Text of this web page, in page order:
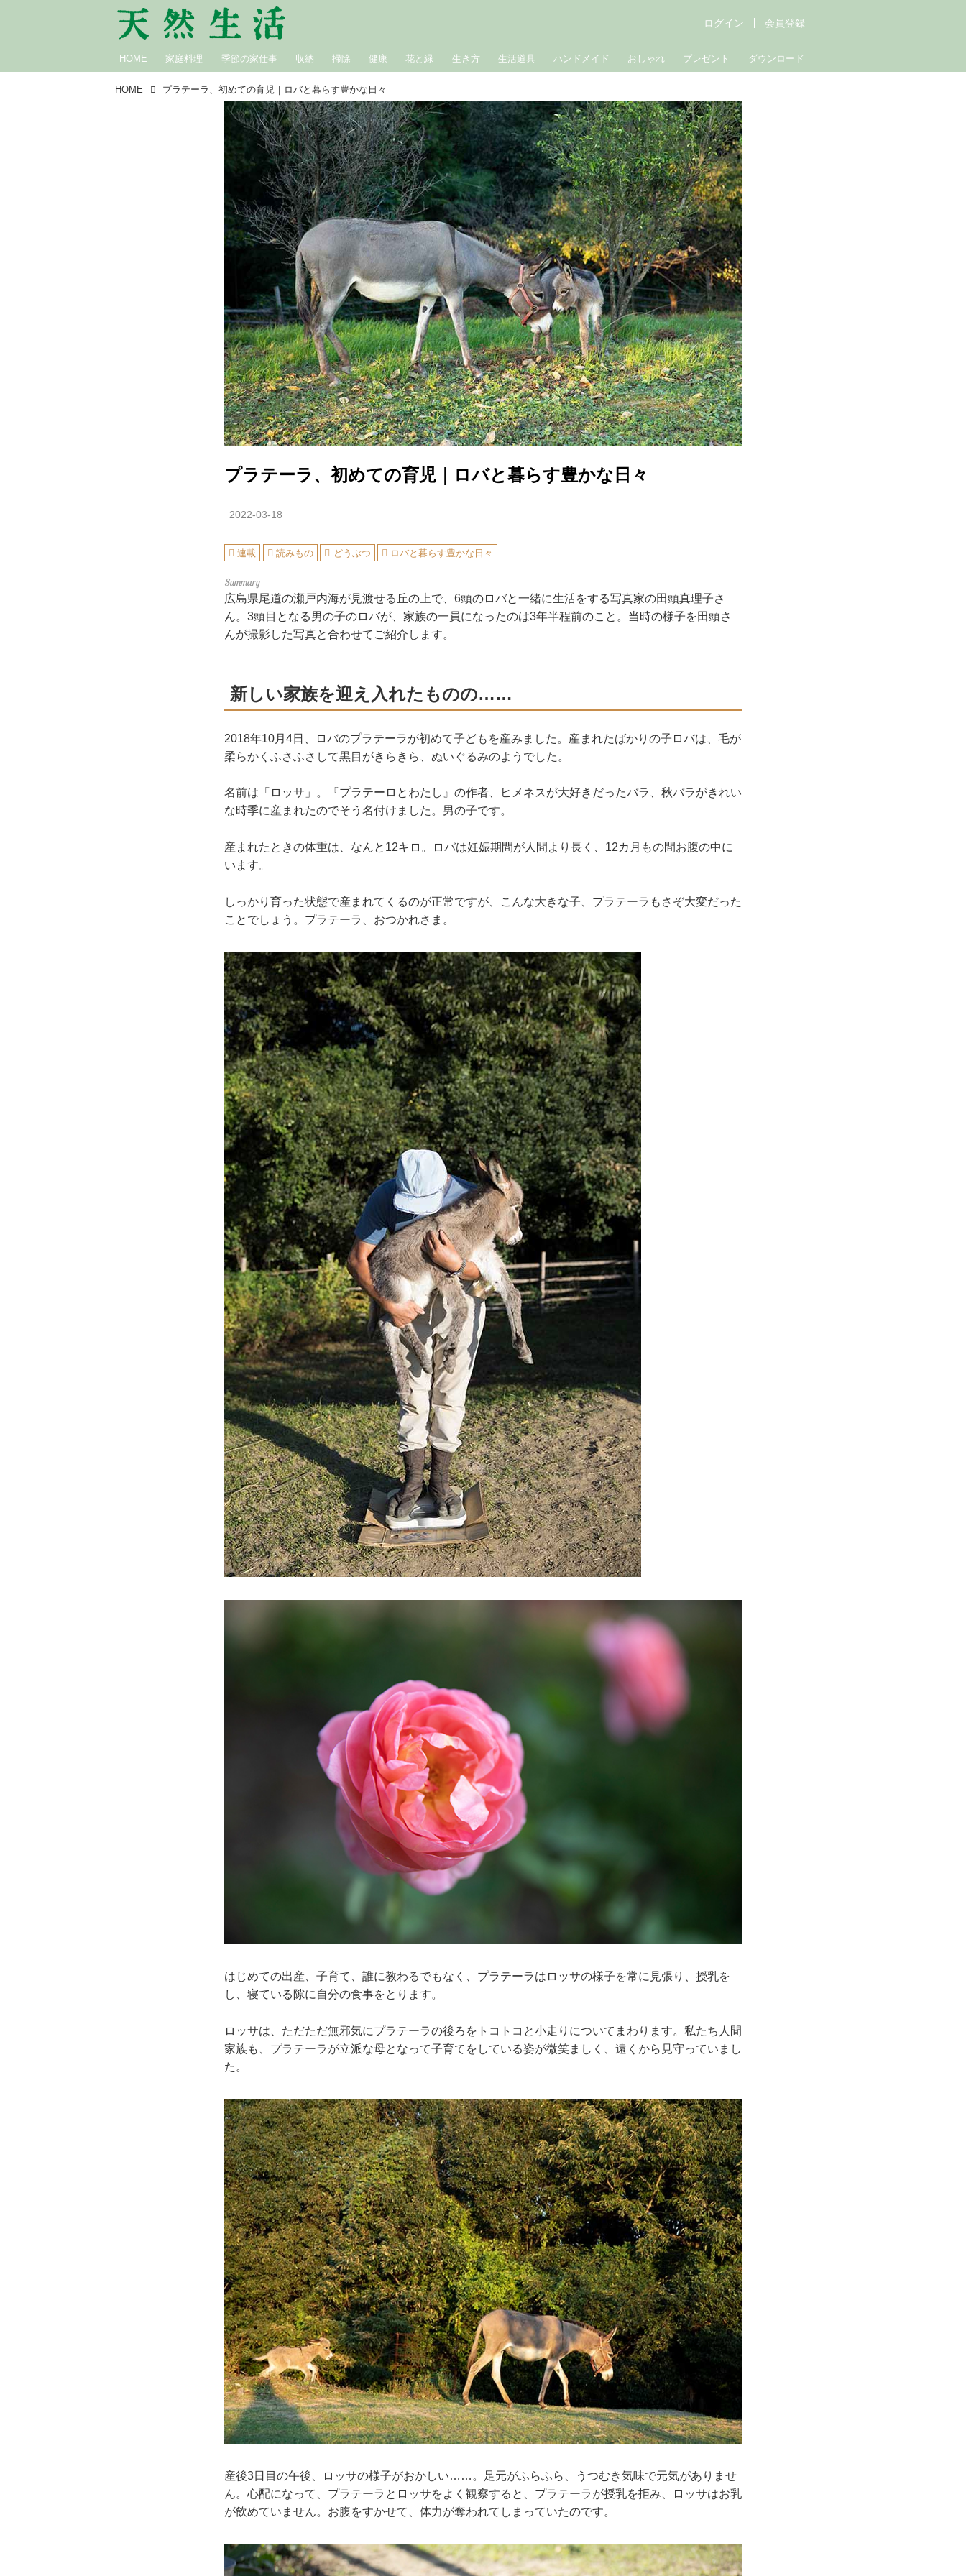
HOME 家庭料理 季節の家仕事 収納 掃除 健康 花と緑 生き方 生活道具 ハンドメイド おしゃれ プレゼント ダウンロード
ログイン 会員登録
HOME プラテーラ、初めての育児｜ロバと暮らす豊かな日々
プラテーラ、初めての育児｜ロバと暮らす豊かな日々
2022-03-18
連載 読みもの どうぶつ ロバと暮らす豊かな日々
広島県尾道の瀬戸内海が見渡せる丘の上で、6頭のロバと一緒に生活をする写真家の田頭真理子さ
ん。3頭目となる男の子のロバが、家族の一員になったのは3年半程前のこと。当時の様子を田頭さ
んが撮影した写真と合わせてご紹介します。
新しい家族を迎え入れたものの……
2018年10月4日、ロバのプラテーラが初めて子どもを産みました。産まれたばかりの子ロバは、毛が
柔らかくふさふさして黒目がきらきら、ぬいぐるみのようでした。
名前は「ロッサ」。『プラテーロとわたし』の作者、ヒメネスが大好きだったバラ、秋バラがきれい
な時季に産まれたのでそう名付けました。男の子です。
産まれたときの体重は、なんと12キロ。ロバは妊娠期間が人間より長く、12カ月もの間お腹の中に
います。
しっかり育った状態で産まれてくるのが正常ですが、こんな大きな子、プラテーラもさぞ大変だった
ことでしょう。プラテーラ、おつかれさま。
はじめての出産、子育て、誰に教わるでもなく、プラテーラはロッサの様子を常に見張り、授乳を
し、寝ている隙に自分の食事をとります。
ロッサは、ただただ無邪気にプラテーラの後ろをトコトコと小走りについてまわります。私たち人間
家族も、プラテーラが立派な母となって子育てをしている姿が微笑ましく、遠くから見守っていまし
た。
産後3日目の午後、ロッサの様子がおかしい……。足元がふらふら、うつむき気味で元気がありませ
ん。心配になって、プラテーラとロッサをよく観察すると、プラテーラが授乳を拒み、ロッサはお乳
が飲めていません。お腹をすかせて、体力が奪われてしまっていたのです。